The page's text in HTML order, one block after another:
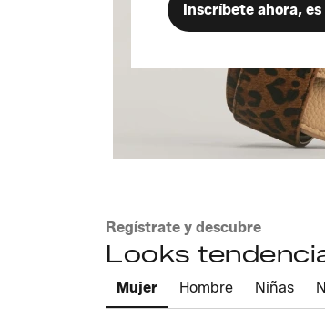
Inscríbete ahora,
Regístrate y descubre
Looks
Mujer Hombre Niñas